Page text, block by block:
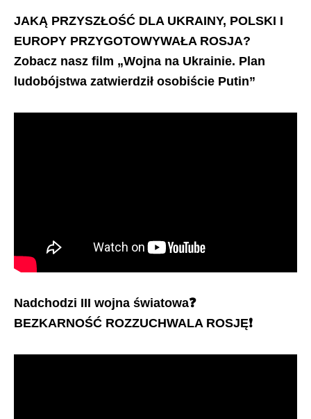
JAKĄ PRZYSZŁOŚĆ DLA UKRAINY, POLSKI I
EUROPY PRZYGOTOWYWAŁA ROSJA?
Zobacz nasz film „Wojna na Ukrainie. Plan
ludobójstwa zatwierdził osobiście Putin”
Nadchodzi III wojna światowa❓
BEZKARNOŚĆ ROZZUCHWALA ROSJĘ❗️